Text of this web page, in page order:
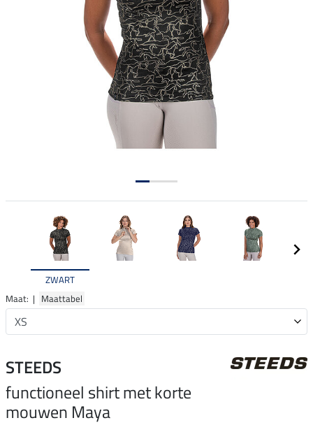
ZWART
Maat: | Maattabel
STEEDS
functioneel shirt met korte
mouwen Maya